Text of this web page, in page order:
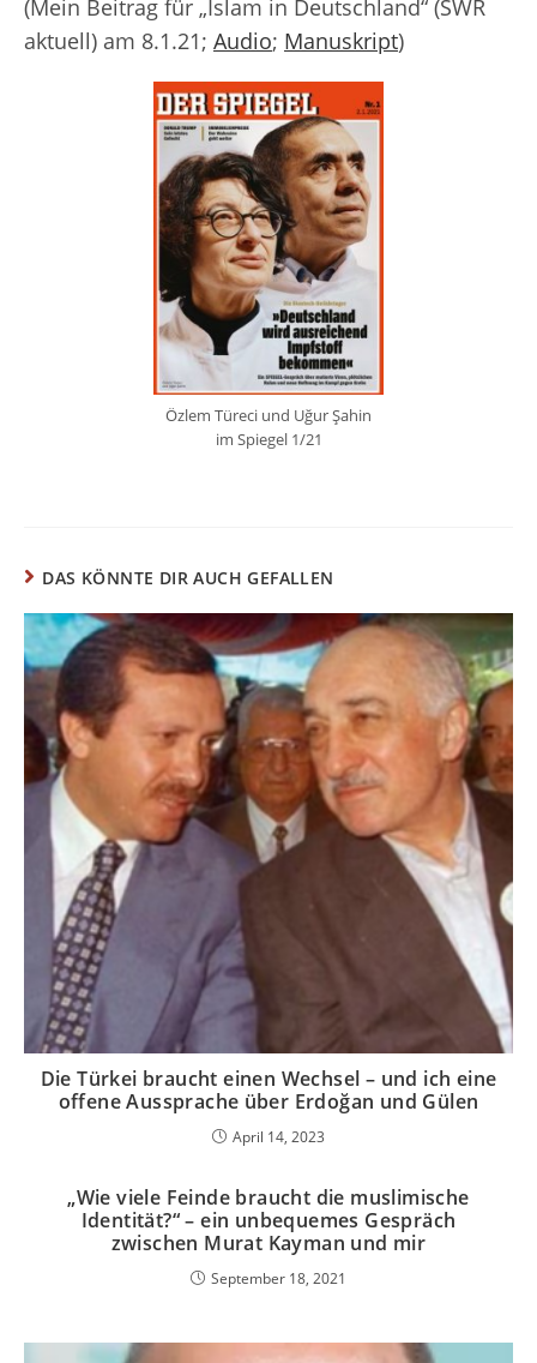
(Mein Beitrag für „Islam in Deutschland“ (SWR
aktuell) am 8.1.21; Audio; Manuskript)
Özlem Türeci und Uğur Şahin
im Spiegel 1/21
DAS KÖNNTE DIR AUCH GEFALLEN
Die Türkei braucht einen Wechsel – und ich eine
offene Aussprache über Erdoğan und Gülen
April 14, 2023
„Wie viele Feinde braucht die muslimische
Identität?“ – ein unbequemes Gespräch
zwischen Murat Kayman und mir
September 18, 2021